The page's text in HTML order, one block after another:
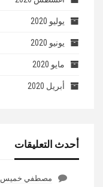
يوليو 2020
يونيو 2020
مايو 2020
أبريل 2020
أحدث التعليقات
مصطفي خميس